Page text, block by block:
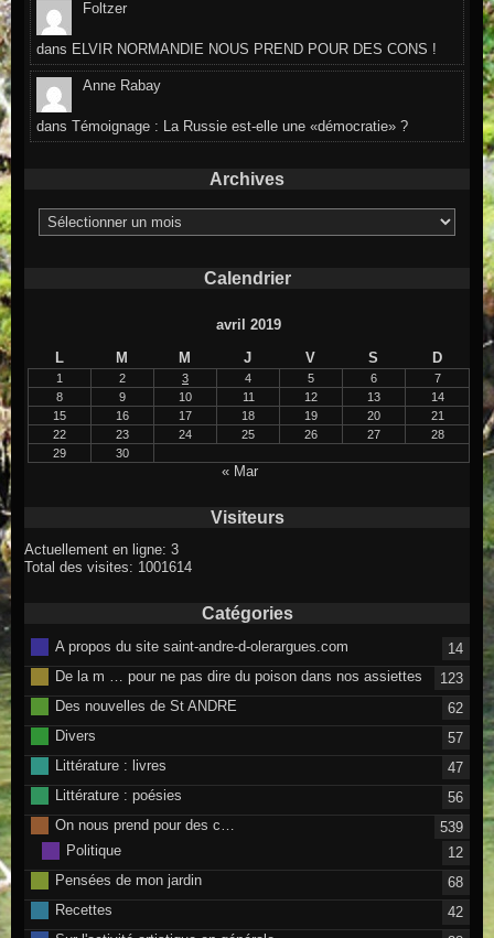
Foltzer
dans ELVIR NORMANDIE NOUS PREND POUR DES CONS !
Anne Rabay
dansTémoignage : La Russie est-elle une «démocratie» ?
Archives
Archives
Calendrier
avril 2019
L
M M J V S D
1 2 3 4 5 6
7
8
9 10 11 12 13
14
15
16 17 18 19 20
21
22
23 24 25 26 27
28
29
30
« Mar
Visiteurs
Actuellement en ligne: 3
Total des visites: 1001614
Catégories
A propos du site saint-andre-d-olerargues.com
14
De la m … pour ne pas dire du poison dans nos assiettes
123
Des nouvelles de St ANDRE
62
Divers
57
Littérature : livres
47
Littérature : poésies
56
On nous prend pour des c…
539
Politique
12
Pensées de mon jardin
68
Recettes
42